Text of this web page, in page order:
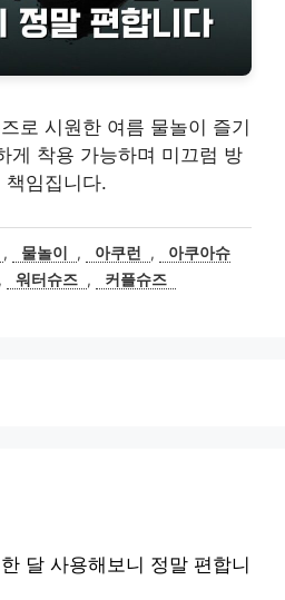
로 시원한 여름 물놀이 즐기
게 착용 가능하며 미끄럼 방
책임집니다.
, 물놀이 , 아쿠런 ,
아쿠아슈
, 워터슈즈 , 커플슈즈
달 사용해보니 정말 편합니